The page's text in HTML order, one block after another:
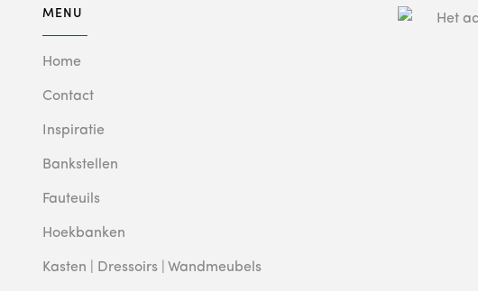
MENU
Home
Contact
Inspiratie
Bankstellen
Fauteuils
Hoekbanken
Kasten | Dressoirs | Wandmeubels